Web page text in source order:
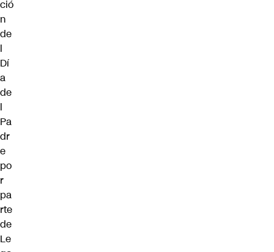
ció
n
de
l
Dí
a
de
l
Pa
dr
e
po
r
pa
rte
de
Le